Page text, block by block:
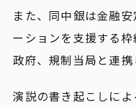
また、同中銀は金融
ーションを支援する枠
政府、規制当局と連携
演説の書き起こしに